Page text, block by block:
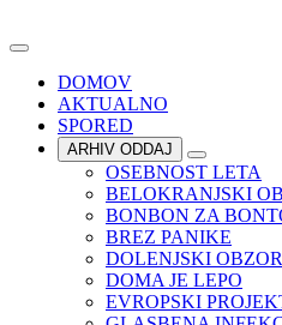
DOMOV
AKTUALNO
SPORED
ARHIV ODDAJ
OSEBNOST LETA
BELOKRANJSKI
BONBON ZA
BREZ PANIKE
DOLENJSKI
DOMA JE LEPO
EVROPSKI